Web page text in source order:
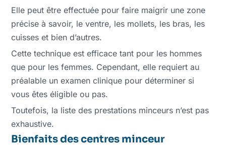
Elle peut être effectuée pour faire maigrir une zone
précise à savoir, le ventre, les mollets, les bras, les
cuisses et bien d’autres.
Cette technique est efficace tant pour les hommes
que pour les femmes. Cependant, elle requiert au
préalable un examen clinique pour déterminer si
vous êtes éligible ou pas.
Toutefois, la liste des prestations minceurs n’est pas
exhaustive.
Bienfaits des centres minceur